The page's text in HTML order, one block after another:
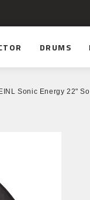
DRUMS
Sonic Energy 22"